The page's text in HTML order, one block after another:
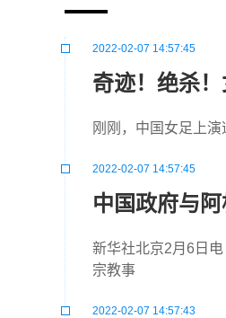
2022-02-07 14:57:45
奇迹！绝杀
刚刚，中国女足上
2022-02-07 14:57:45
中国政府与
新华社北京2月6日
宗教事
2022-02-07 14:57:43